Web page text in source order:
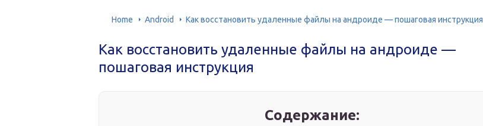
Home Android Как восстановить удаленные файлы на андроиде — пошаговая инструкция
Как восстановить удаленные файлы на андроиде —
пошаговая инструкция
Содержание: